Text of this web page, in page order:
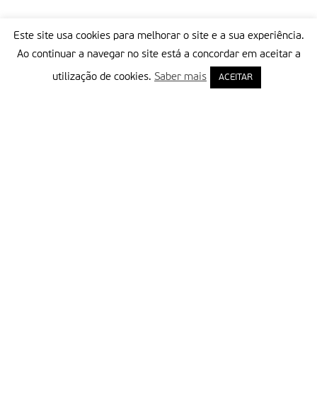
Este site usa cookies para melhorar o site e a sua experiência.
Ao continuar a navegar no site está a concordar em aceitar a
utilização de cookies. Saber mais ACEITAR